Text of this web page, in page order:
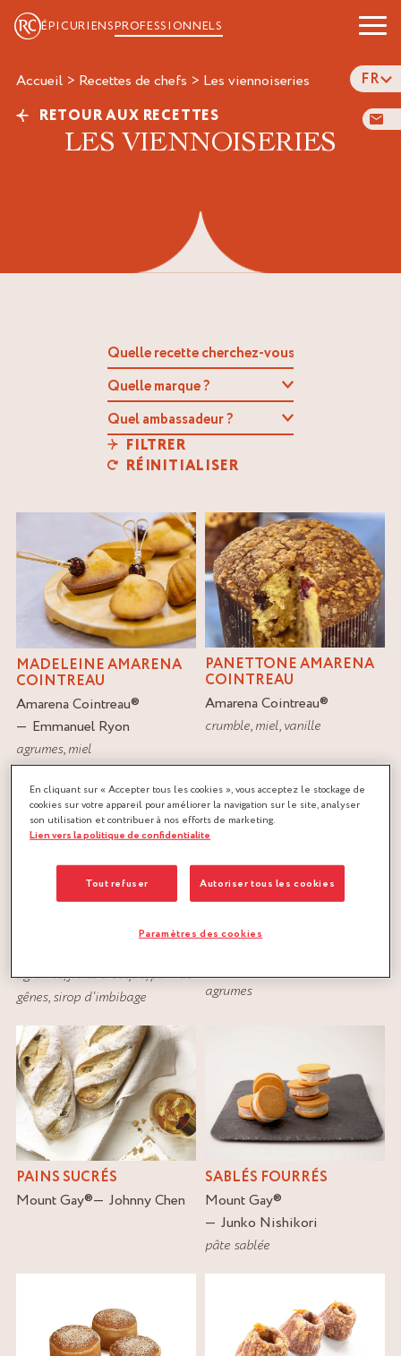
ÉPICURIENSPROFESSIONNELS
FR
Accueil > Recettes de chefs > les viennoiseries
RETOUR AUX RECETTES
LES VIENNOISERIES
FILTRER
RÉINITIALISER
MADELEINE AMARENA
COINTREAU
Amarena Cointreau®
Emmanuel Ryon
agrumes,miel
PANETTONE AMARENA
COINTREAU
Amarena Cointreau®
crumble,miel,vanille
agrumes,fruits à coque,pain de
gênes,sirop d'imbibage
PANETTONE
COINTREAU
agrumes
PAINS SUCRÉS
Mount Gay® Johnny Chen
SABLÉS FOURRÉS
Mount Gay®
Junko Nishikori
pâte sablée
En cliquant sur « Accepter tous les cookies », vous acceptez le stockage de
cookies sur votre appareil pour améliorer la navigation sur le site, analyser
son utilisation et contribuer à nos efforts de marketing.
Lien vers la politique de confidentialite
Tout refuser Autoriser tous les cookies
Paramètres des cookies